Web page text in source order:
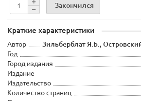
Закончился
Краткие характеристики
Автор
Зильберблат Я.Б.,
Год
Город издания
Издание
Издательство
Количество страниц